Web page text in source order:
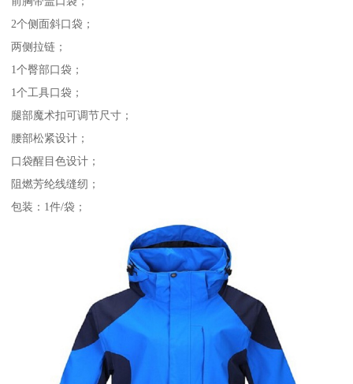
2个侧面斜口袋；
两侧拉链；
1个臀部口袋；
1个工具口袋；
腿部魔术扣可调节尺寸；
腰部松紧设计；
口袋醒目色设计；
阻燃芳纶线缝纫；
包装：1件/袋；